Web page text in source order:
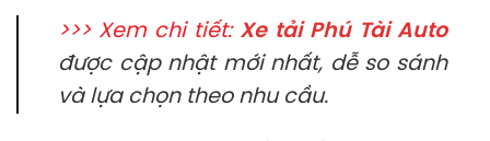
>>> Xem chi tiết: Xe tải Phú Tài Auto
được cập nhật mới nhất, dễ so sánh
và lựa chọn theo nhu cầu.